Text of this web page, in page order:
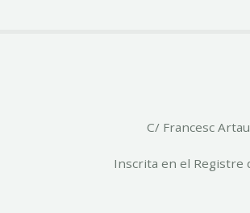
C/ Francesc
Inscrita en el Registre